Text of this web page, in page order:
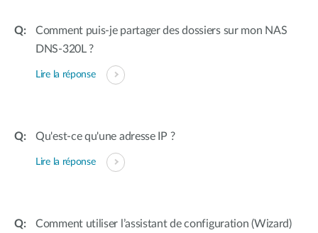
Comment puis-je partager des dossiers sur mon NAS
DNS-320L ?
Lire la réponse
Qu'est-ce qu'une adresse IP ?
Lire la réponse
Comment utiliser l’assistant de configuration (Wizard)